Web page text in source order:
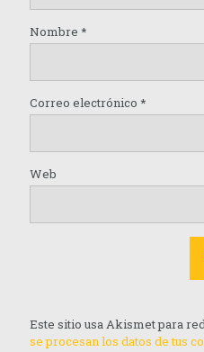
Nombre *
Correo electrónico *
Web
Este sitio usa Akismet para
se procesan los datos de tus